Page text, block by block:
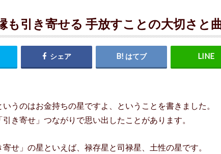
も引き寄せる 手放すことの大切さと
シェア はてブ
うのはお金持ちの星ですよ、ということを書きました。
き寄せ」つながりで思い出したことがあります。
せ」の星といえば、禄存星と司禄星、土性の星です。